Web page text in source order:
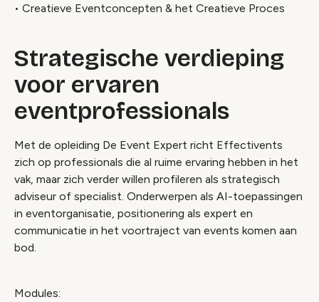
• Creatieve Eventconcepten & het Creatieve Proces
Strategische verdieping
voor ervaren
eventprofessionals
Met de opleiding De Event Expert richt Effectivents
zich op professionals die al ruime ervaring hebben in het
vak, maar zich verder willen profileren als strategisch
adviseur of specialist. Onderwerpen als AI-toepassingen
in eventorganisatie, positionering als expert en
communicatie in het voortraject van events komen aan
bod.
Modules: